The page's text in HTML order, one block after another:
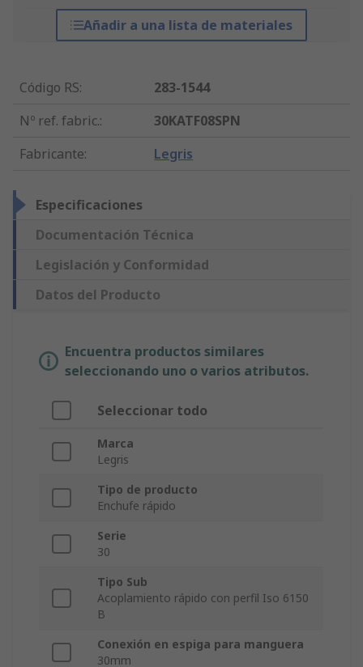
Añadir a una lista de materiales
Código RS:
283-1544
Nº ref. fabric.:
30KATF08SPN
Fabricante: Legris
Especificaciones
Documentación Técnica
Legislación y Conformidad
Datos del Producto
Encuentra productos similares
seleccionando uno o varios atributos.
Seleccionar todo
Marca
Legris
Tipo de producto
Enchufe rápido
Serie
30
Tipo Sub
Acoplamiento rápido con perfil Iso 6150
B
Conexión en espiga para manguera
30mm